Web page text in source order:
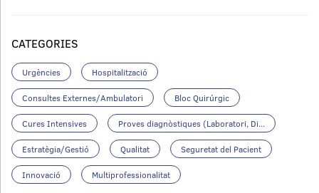
CATEGORIES
Urgències Hospitalització
Consultes Externes/Ambulatori Bloc Quirúrgic
Cures Intensives Proves diagnòstiques (Laboratori, Di...
Estratègia/Gestió Qualitat Seguretat del Pacient
Innovació Multiprofessionalitat